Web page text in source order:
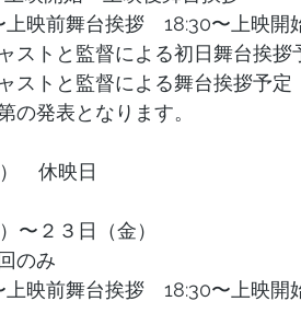
上映前舞台挨拶　18:30〜上映開
ストと監督による初日舞台挨拶
ストと監督による舞台挨拶予定
発表となります。
　休映日
〜２３日（金）
のみ
上映前舞台挨拶　18:30〜上映開